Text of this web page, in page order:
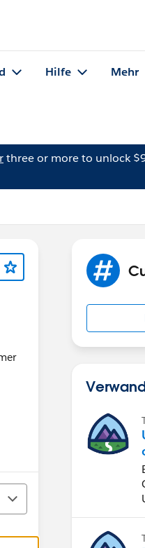
Hilfe Mehr
three or more to unlock